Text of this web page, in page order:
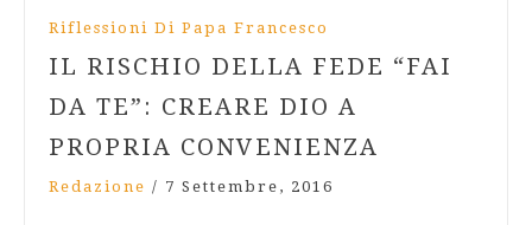
Riflessioni Di Papa Francesco
IL RISCHIO DELLA FEDE “FAI
DA TE”: CREARE DIO A
PROPRIA CONVENIENZA
Redazione / 7 Settembre, 2016